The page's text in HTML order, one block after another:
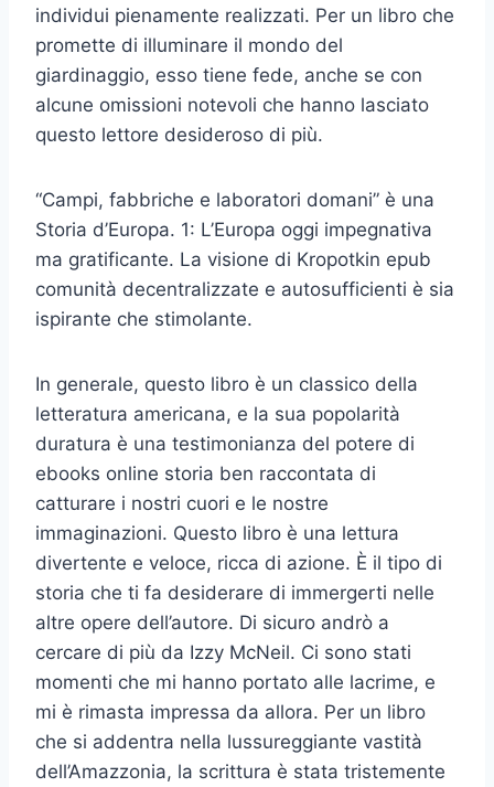
individui pienamente realizzati. Per un libro che
promette di illuminare il mondo del
giardinaggio, esso tiene fede, anche se con
alcune omissioni notevoli che hanno lasciato
questo lettore desideroso di più.
“Campi, fabbriche e laboratori domani” è una
Storia d’Europa. 1: L’Europa oggi impegnativa
ma gratificante. La visione di Kropotkin epub
comunità decentralizzate e autosufficienti è sia
ispirante che stimolante.
In generale, questo libro è un classico della
letteratura americana, e la sua popolarità
duratura è una testimonianza del potere di
ebooks online storia ben raccontata di
catturare i nostri cuori e le nostre
immaginazioni. Questo libro è una lettura
divertente e veloce, ricca di azione. È il tipo di
storia che ti fa desiderare di immergerti nelle
altre opere dell’autore. Di sicuro andrò a
cercare di più da Izzy McNeil. Ci sono stati
momenti che mi hanno portato alle lacrime, e
mi è rimasta impressa da allora. Per un libro
che si addentra nella lussureggiante vastità
dell’Amazzonia, la scrittura è stata tristemente